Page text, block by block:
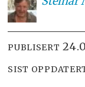
PUBLISERT
SIST